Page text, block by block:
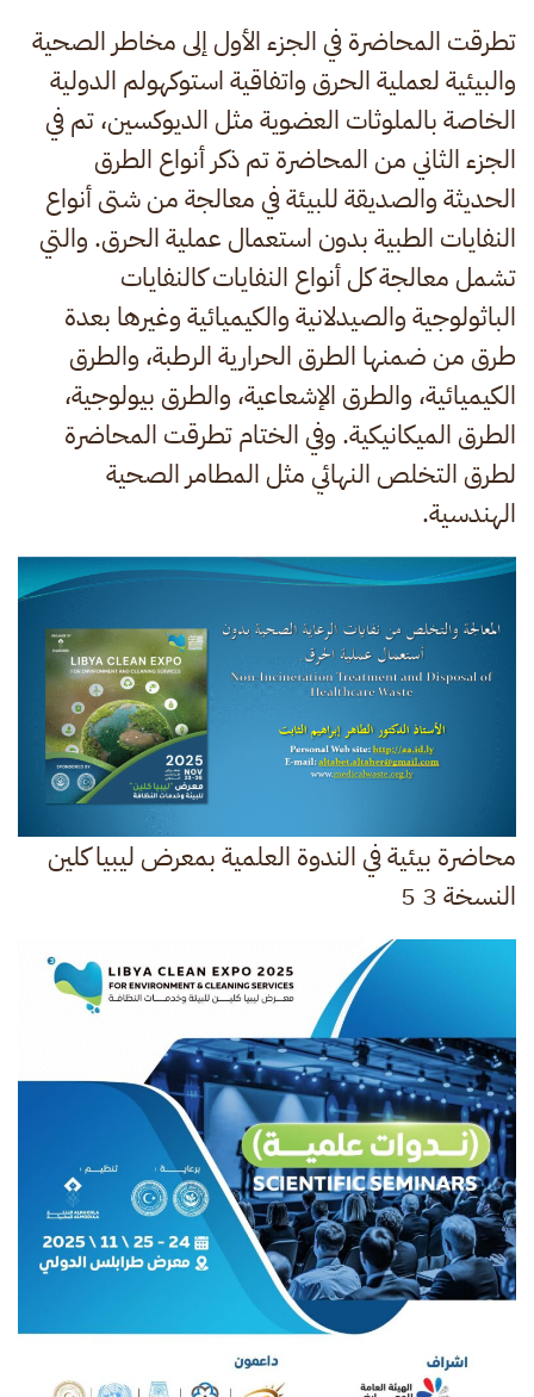
تطرقت المحاضرة في الجزء الأول إلى مخاطر الصحية
والبيئية لعملية الحرق واتفاقية استوكهولم الدولية
الخاصة بالملوثات العضوية مثل الديوكسين، تم في
الجزء الثاني من المحاضرة تم ذكر أنواع الطرق
الحديثة والصديقة للبيئة في معالجة من شتى أنواع
النفايات الطبية بدون استعمال عملية الحرق. والتي
تشمل معالجة كل أنواع النفايات كالنفايات
الباثولوجية والصيدلانية والكيميائية وغيرها بعدة
طرق من ضمنها الطرق الحرارية الرطبة، والطرق
الكيميائية، والطرق الإشعاعية، والطرق بيولوجية،
الطرق الميكانيكية. وفي الختام تطرقت المحاضرة
لطرق التخلص النهائي مثل المطامر الصحية
الهندسية.
محاضرة بيئية في الندوة العلمية بمعرض ليبيا كلين
النسخة 3 5